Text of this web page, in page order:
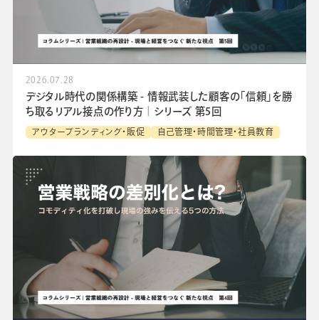
2026.07.28
デジタル時代の関係構築 - 情報武装した顧客の「信頼」を勝
ち取るリアル接点の作り方│シリーズ 第5回
アウターブランディング・販促 自己管理・時間管理・社員教育